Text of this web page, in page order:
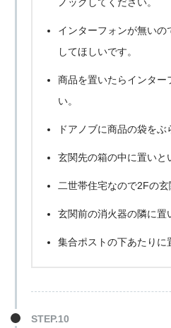
ノックしてください。
インターフォンが無いの
してほしいです。
商品を置いたらインター
い。
ドアノブに商品の袋をぶ
玄関先の箱の中に置いと
二世帯住宅なので2Fの玄
玄関前の消火器の隣に置
集合ポストの下あたりに